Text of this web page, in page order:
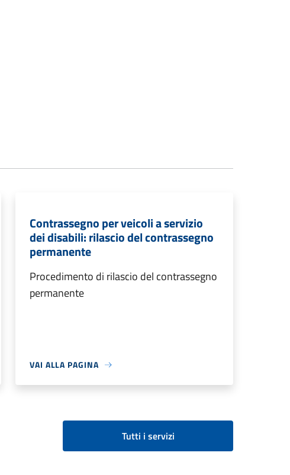
Contrassegno per veicoli a servizio
dei disabili: rilascio del contrassegno
permanente
Procedimento di rilascio del contrassegno
permanente
VAI ALLA PAGINA
Tutti i servizi